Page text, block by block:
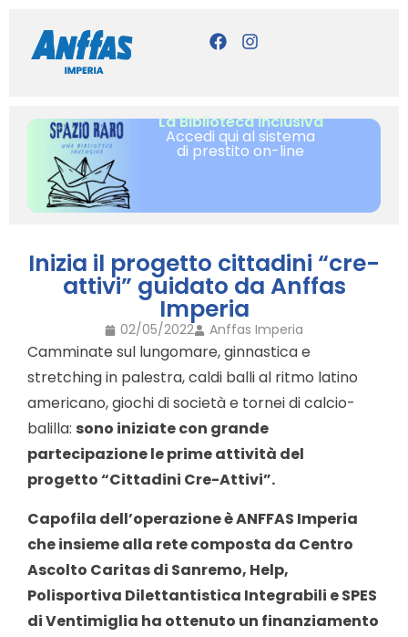
La Biblioteca inclusiva
Accedi qui al sistema
di prestito on-line
Inizia il progetto cittadini “cre-
attivi” guidato da Anffas
Imperia
02/05/2022 Anffas Imperia
Camminate sul lungomare, ginnastica e
stretching in palestra, caldi balli al ritmo latino
americano, giochi di società e tornei di calcio-
balilla: sono iniziate con grande
partecipazione le prime attività del
progetto “Cittadini Cre-Attivi”.
Capofila dell’operazione è ANFFAS Imperia
che insieme alla rete composta da Centro
Ascolto Caritas di Sanremo, Help,
Polisportiva Dilettantistica Integrabili e SPES
di Ventimiglia ha ottenuto un finanziamento